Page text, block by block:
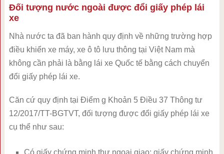
Đối tượng nước ngoài được đổi giấy phép lái
xe
Nhà nước ta đã ban hành quy định về những trường hợp
điều khiển xe máy, xe ô tô lưu thông tại Việt Nam mà
không cần phải là bằng lái xe Quốc tế bằng cách chuyển
đổi giấy phép lái xe.
Căn cứ quy định tại Điểm g Khoản 5 Điều 37 Thông tư
12/2017/TT-BGTVT, đối tượng được đổi giấy phép lái xe
cụ thể như sau: